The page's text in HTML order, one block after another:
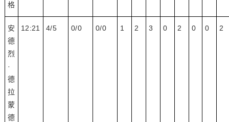
格
安
德
烈
·
德
拉
蒙
德
12:21 4/5 0/0 0/0 1 2 3 0 2 0 0 2